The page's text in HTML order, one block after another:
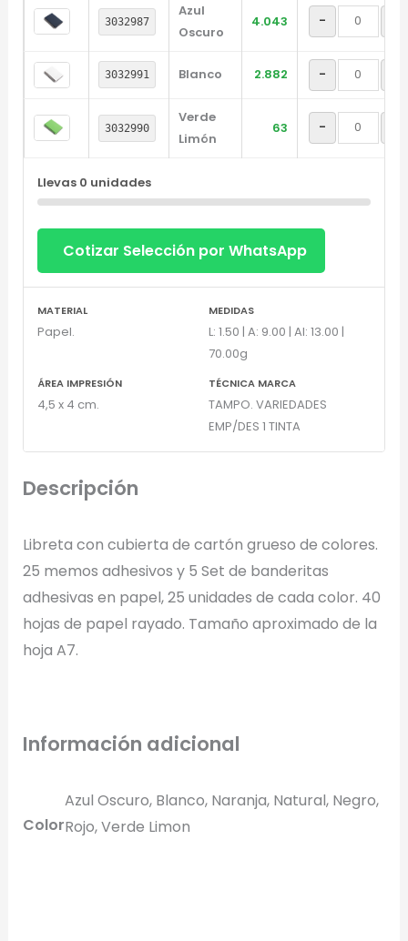
Diseñador de Vistas Previas
con IA ×
Arrastra y suelta tu logotipo aquí
Formatos: PNG, JPG, SVG (Max. 5MB). Se recomienda fondo
Selecciona el estilo de marcado:
Una Tinta
Conserva los colores originales de tu logotipo.
Generar Vista Previa con IA
3032987
Azul
Oscuro
4.043 -
3032991 Blanco 2.882 -
3032990
Verde
Limón
63 -
Llevas 0 unidades
Cotizar Selección por WhatsApp
MATERIAL
Papel.
MEDIDAS
L: 1.50 | A: 9.00 | Al: 13.00 |
70.00g
ÁREA IMPRESIÓN
4,5 x 4 cm.
TÉCNICA MARCA
TAMPO. VARIEDADES
EMP/DES 1 TINTA
Descripción
Libreta con cubierta de cartón grueso de colores.
25 memos adhesivos y 5 Set de banderitas
adhesivas en papel, 25 unidades de cada color. 40
hojas de papel rayado. Tamaño aproximado de la
hoja A7.
Información adicional
Color
Azul Oscuro, Blanco, Naranja, Natural, Negro,
Rojo, Verde Limon